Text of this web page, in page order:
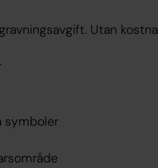
Utan
symboler